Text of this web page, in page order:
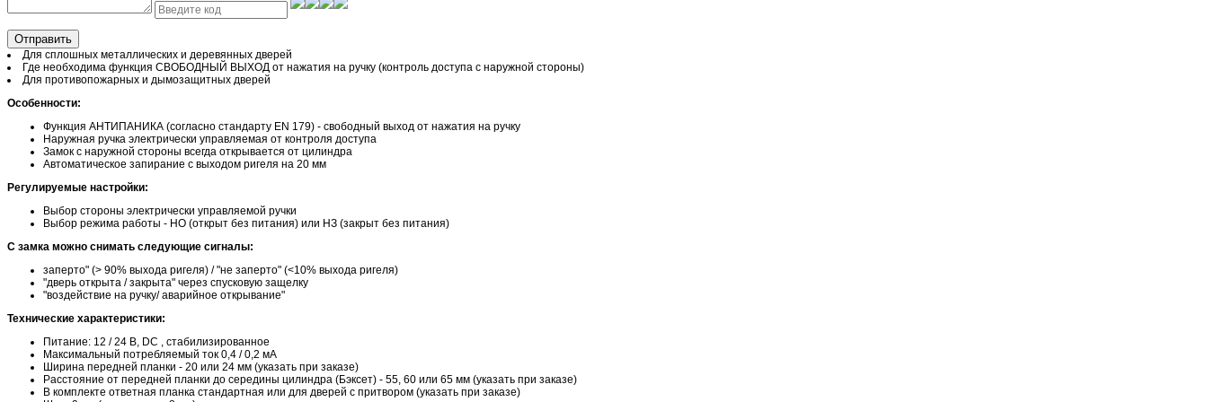
Отправить
Для сплошных металлических и деревянных дверей
Где необходима функция СВОБОДНЫЙ ВЫХОД от нажатия на ручку (контроль доступа с наружной стороны)
Для противопожарных и дымозащитных дверей
Особенности:
Функция АНТИПАНИКА (согласно стандарту EN 179) - свободный выход от нажатия на ручку
Наружная ручка электрически управляемая от контроля доступа
Замок с наружной стороны всегда открывается от цилиндра
Автоматическое запирание с выходом ригеля на 20 мм
Регулируемые настройки:
Выбор стороны электрически управляемой ручки
Выбор режима работы - НО (открыт без питания) или НЗ (закрыт без питания)
С замка можно снимать следующие сигналы:
заперто" (> 90% выхода ригеля) / "не заперто" (<10% выхода ригеля)
"дверь открыта / закрыта" через спусковую защелку
"воздействие на ручку/ аварийное открывание"
Технические характеристики:
Питание: 12 / 24 В, DC , стабилизированное
Максимальный потребляемый ток 0,4 / 0,2 мА
Ширина передней планки - 20 или 24 мм (указать при заказе)
Расстояние от передней планки до середины цилиндра (Бэксет) - 55, 60 или 65 мм (указать при заказе)
В комплекте ответная планка стандартная или для дверей с притвором (указать при заказе)